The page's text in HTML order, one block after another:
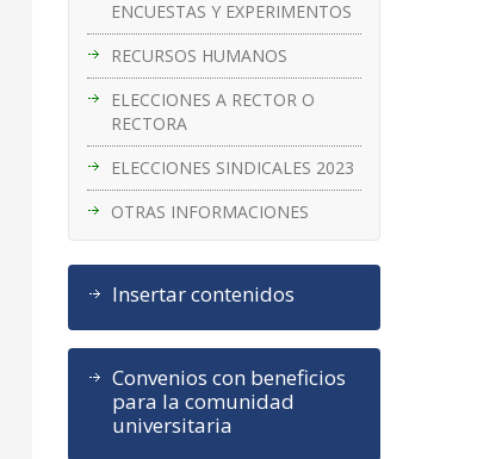
ENCUESTAS Y EXPERIMENTOS
RECURSOS HUMANOS
ELECCIONES A RECTOR O
RECTORA
ELECCIONES SINDICALES 2023
OTRAS INFORMACIONES
Insertar contenidos
Convenios con beneficios
para la comunidad
universitaria